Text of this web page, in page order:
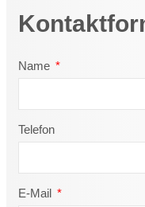
Name
Telefon
E-Mail